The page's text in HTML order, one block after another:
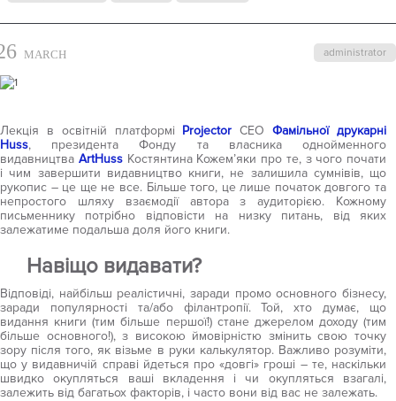
ЧОГО
ЧИМ
ЗАВЕРШИТИ
administrator
MARCH
Лекція в освітній платформі Projector CEOФамільної друкарні
Huss, президента Фонду та власника однойменного
видавництва ArtHussКостянтина Кожем’яки про те, з чого почати
і чим завершити видавництво книги, не залишила сумнівів, що
рукопис – це ще не все. Більше того, це лише початок довгого та
непростого шляху взаємодії автора з аудиторією. Кожному
письменнику потрібно відповісти на низку питань, від яких
залежатиме подальша доля його книги.
Навіщо видавати?
Відповіді, найбільш реалістичні, заради промо основного бізнесу,
заради популярності та/або філантропії. Той, хто думає, що
видання книги (тим більше першої!) стане джерелом доходу (тим
більше основного!), з високою ймовірністю змінить свою точку
зору після того, як візьме в руки калькулятор. Важливо розуміти,
що у видавничій справі йдеться про «довгі» гроші – те, наскільки
швидко окупляться ваші вкладення і чи окупляться взагалі,
залежить від багатьох факторів, і часто вони від вас не залежать.